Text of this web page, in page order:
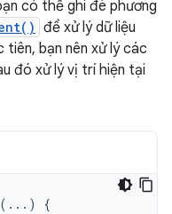
có thể ghi đè phương
để xử lý dữ liệu
tiên, bạn nên xử lý các
đó xử lý vị trí hiện tại
(...) {